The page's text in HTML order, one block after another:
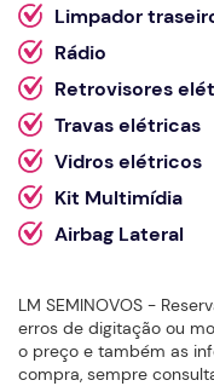
Limpador
Rádio
Retrovisores
Travas elétricas
Vidros elétricos
Kit Multimídia
Airbag Lateral
LM SEMINOVOS -
erros de digitação ou
o preço e também as
compra, sempre